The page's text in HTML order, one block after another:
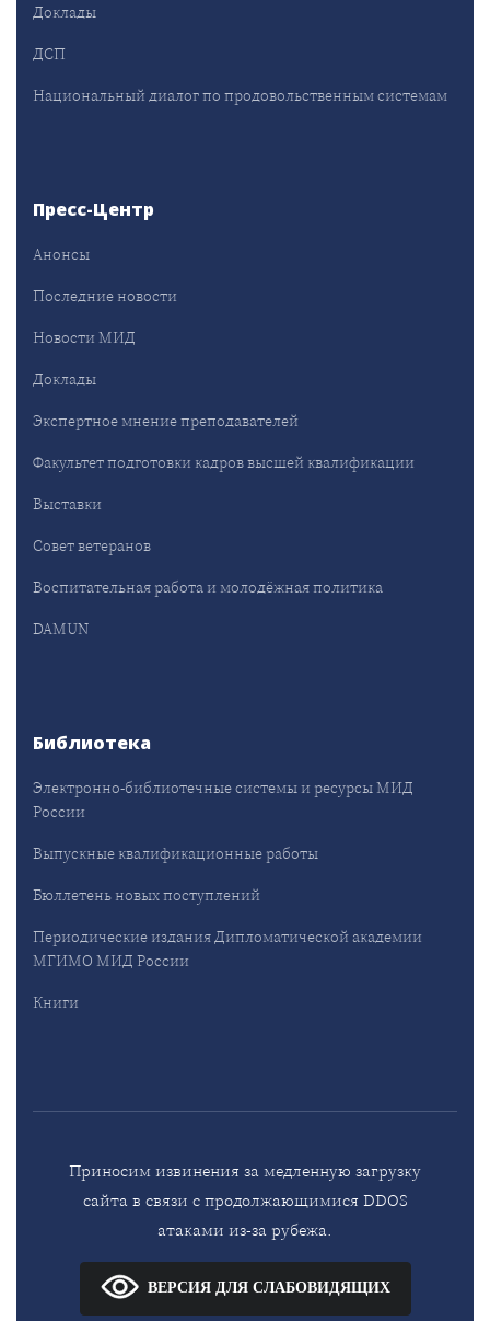
Доклады
ДСП
Национальный диалог по продовольственным системам
Пресс-Центр
Анонсы
Последние новости
Новости МИД
Доклады
Экспертное мнение преподавателей
Факультет подготовки кадров высшей квалификации
Выставки
Совет ветеранов
Воспитательная работа и молодёжная политика
DAMUN
Библиотека
Электронно-библиотечные системы и ресурсы МИД
России
Выпускные квалификационные работы
Бюллетень новых поступлений
Периодические издания Дипломатической академии
МГИМО МИД России
Книги
Приносим извинения за медленную загрузку
сайта в связи с продолжающимися DDOS
атаками из-за рубежа.
ВЕРСИЯ ДЛЯ СЛАБОВИДЯЩИХ